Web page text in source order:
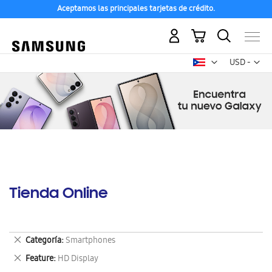
Aceptamos las principales tarjetas de crédito.
USD -
dólar
Mi carrito
Tienda Online
Categoría Smartphones
Eliminar
este
artículo
Feature HD Display
Eliminar